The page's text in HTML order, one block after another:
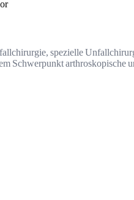
spezielle
Schwerpunkt arthroskopische